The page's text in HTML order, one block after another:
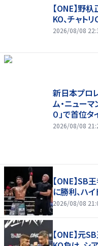
【ONE】野
KO、チャト
2026/08/08
新日本プロ
ム・ニューマ
０」で首位
2026/08/08
【ONE】SB
に勝利、ハ
2026/08/08
【ONE】元